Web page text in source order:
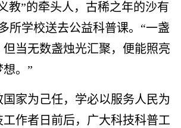
教”的牵头人，古稀之年的沙有
所学校送去公益科普课。“一盏
当无数盏烛光汇聚，便能照亮
。”
家为己任，学必以服务人民为
作者日前后，广大科技科普工